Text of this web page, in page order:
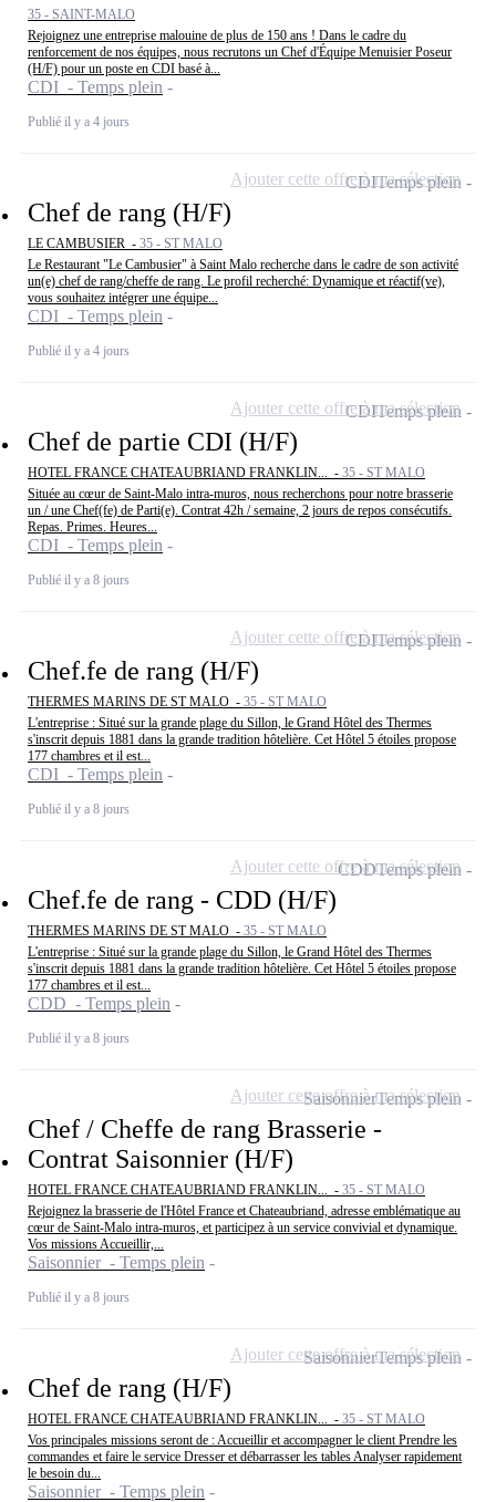
35 - SAINT-MALO
Rejoignez une entreprise malouine de plus de 150 ans ! Dans le cadre du
renforcement de nos équipes, nous recrutons un Chef d'Équipe Menuisier Poseur
(H/F) pour un poste en CDI basé à...
CDI - Temps plein
Publié il y a 4 jours
Chef de rang (H/F)
LE CAMBUSIER - 35 - ST MALO
Le Restaurant "Le Cambusier" à Saint Malo recherche dans le cadre de son activité
un(e) chef de rang/cheffe de rang. Le profil recherché: Dynamique et réactif(ve),
vous souhaitez intégrer une équipe...
CDI - Temps plein
Publié il y a 4 jours
CDITemps plein
Ajouter cette offre à ma sélection
Chef de partie CDI (H/F)
HOTEL FRANCE CHATEAUBRIAND FRANKLIN... - 35 - ST MALO
Située au cœur de Saint-Malo intra-muros, nous recherchons pour notre brasserie
un / une Chef(fe) de Parti(e). Contrat 42h / semaine, 2 jours de repos consécutifs.
Repas. Primes. Heures...
CDI - Temps plein
Publié il y a 8 jours
CDITemps plein
Ajouter cette offre à ma sélection
Chef.fe de rang (H/F)
THERMES MARINS DE ST MALO - 35 - ST MALO
L'entreprise : Situé sur la grande plage du Sillon, le Grand Hôtel des Thermes
s'inscrit depuis 1881 dans la grande tradition hôtelière. Cet Hôtel 5 étoiles propose
177 chambres et il est...
CDI - Temps plein
Publié il y a 8 jours
CDITemps plein
Ajouter cette offre à ma sélection
Chef.fe de rang - CDD (H/F)
THERMES MARINS DE ST MALO - 35 - ST MALO
L'entreprise : Situé sur la grande plage du Sillon, le Grand Hôtel des Thermes
s'inscrit depuis 1881 dans la grande tradition hôtelière. Cet Hôtel 5 étoiles propose
177 chambres et il est...
CDD - Temps plein
Publié il y a 8 jours
CDDTemps plein
Ajouter cette offre à ma sélection
Chef / Cheffe de rang Brasserie -
Contrat Saisonnier (H/F)
HOTEL FRANCE CHATEAUBRIAND FRANKLIN... - 35 - ST MALO
Rejoignez la brasserie de l'Hôtel France et Chateaubriand, adresse emblématique au
cœur de Saint-Malo intra-muros, et participez à un service convivial et dynamique.
Vos missions Accueillir,...
Saisonnier - Temps plein
Publié il y a 8 jours
SaisonnierTemps plein
Ajouter cette offre à ma sélection
Chef de rang (H/F)
HOTEL FRANCE CHATEAUBRIAND FRANKLIN... - 35 - ST MALO
Vos principales missions seront de : Accueillir et accompagner le client Prendre les
commandes et faire le service Dresser et débarrasser les tables Analyser rapidement
le besoin du...
Saisonnier - Temps plein
SaisonnierTemps plein
Ajouter cette offre à ma sélection